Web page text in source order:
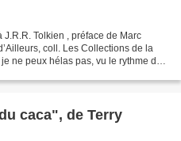
J.R.R. Tolkien , préface de Marc
coll. Les Collections de la
ne peux hélas pas, vu le rythme de
caca", de Terry